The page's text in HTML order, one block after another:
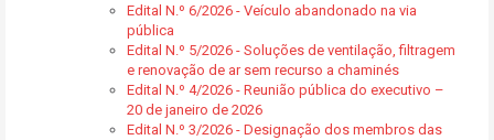
Edital N.º 6/2026 - Veículo abandonado na via
pública
Edital N.º 5/2026 - Soluções de ventilação, filtragem
e renovação de ar sem recurso a chaminés
Edital N.º 4/2026 - Reunião pública do executivo –
20 de janeiro de 2026
Edital N.º 3/2026 - Designação dos membros das